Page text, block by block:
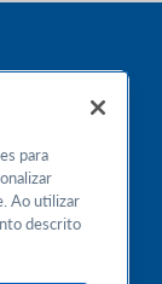
para
Ao utilizar
descrito